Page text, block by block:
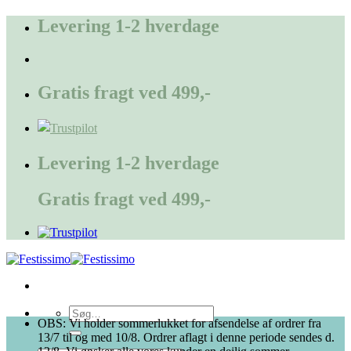
FortsætLevering 1-2 hverdage
Gratis fragt ved 499,-
Levering 1-2 hverdage
Gratis fragt ved 499,-
Søg
efter:
OBS: Vi holder sommerlukket for afsendelse af ordrer fra
13/7 til og med 10/8. Ordrer aflagt i denne periode sendes d.